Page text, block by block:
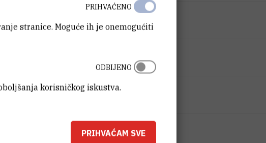
DATUM POČETKA
1.1.2007.
1.1.2009.
STATUS
IZNOS FINANCIRANJA
0 EUR
stranice. Moguće ih je onemogućiti
PRIHVAĆENO
korisničkog iskustva.
ODBIJENO
PRIHVAĆAM SVE